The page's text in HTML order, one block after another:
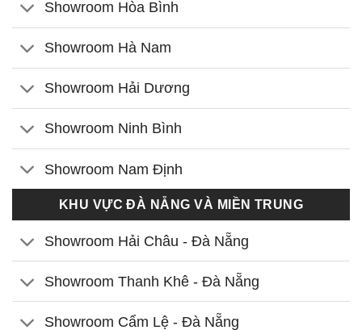
Showroom Hòa Bình
Showroom Hà Nam
Showroom Hải Dương
Showroom Ninh Bình
Showroom Nam Định
KHU VỰC ĐÀ NẴNG VÀ MIỀN TRUNG
Showroom Hải Châu - Đà Nẵng
Showroom Thanh Khê - Đà Nẵng
Showroom Cẩm Lệ - Đà Nẵng